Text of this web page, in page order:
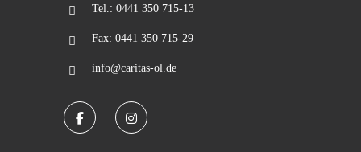
Tel.: 0441 350 715-13
Fax: 0441 350 715-29
info@caritas-ol.de